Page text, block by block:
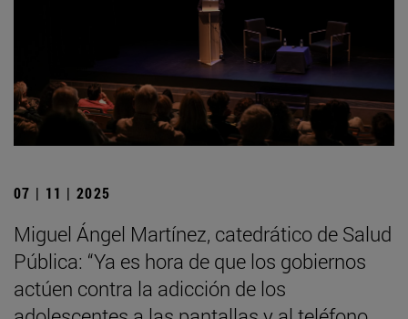
07 | 11 | 2025
Miguel Ángel Martínez, catedrático de Salud
Pública: “Ya es hora de que los gobiernos
actúen contra la adicción de los